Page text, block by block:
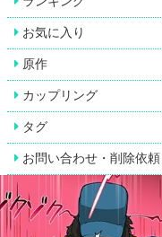
お気に入り
原作
カップリング
タグ
お問い合わせ・削除依頼